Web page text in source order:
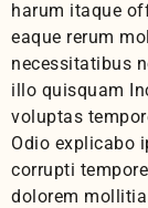
harum itaque
eaque rerum
necessitatibus
illo quisquam
voluptas
Odio explicabo
corrupti
dolorem